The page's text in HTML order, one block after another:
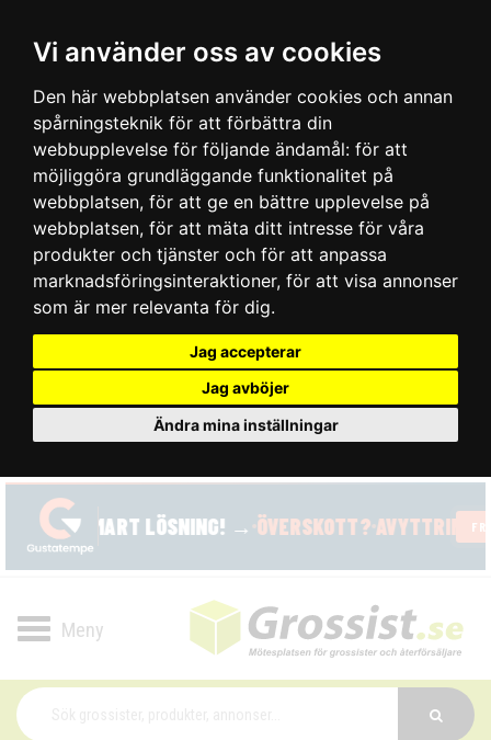
Vi använder oss av cookies
Den här webbplatsen använder cookies och annan
spårningsteknik för att förbättra din
webbupplevelse för följande ändamål: för att
möjliggöra grundläggande funktionalitet på
webbplatsen, för att ge en bättre upplevelse på
webbplatsen, för att mäta ditt intresse för våra
produkter och tjänster och för att anpassa
marknadsföringsinteraktioner, för att visa annonser
som är mer relevanta för dig.
Jag accepterar
Jag avböjer
Ändra mina inställningar
Toggle